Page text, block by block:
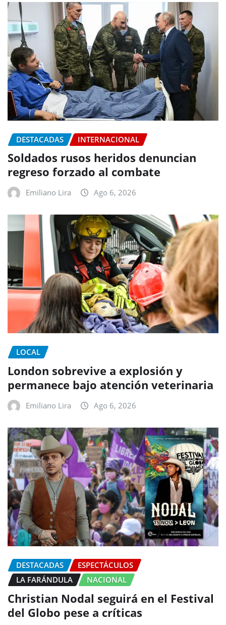
DESTACADAS INTERNACIONAL
Soldados rusos heridos denuncian
regreso forzado al combate
Emiliano Lira Ago 6, 2026
LOCAL
London sobrevive a explosión y
permanece bajo atención veterinaria
Emiliano Lira Ago 6, 2026
DESTACADAS
ESPECTÁCULOS
LA FARÁNDULA
NACIONAL
Christian Nodal seguirá en el Festival
del Globo pese a críticas